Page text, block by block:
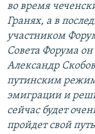
во время
Гранях, а в
участником
Совета Форума он
Александр
путинским
эмиграции и
сейчас будет
пройдет свой